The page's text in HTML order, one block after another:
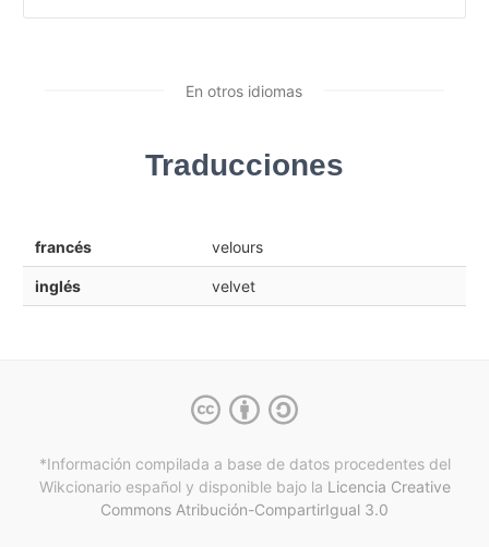
En otros idiomas
Traducciones
francés velours
inglés velvet
*Información compilada a base de datos procedentes del
Wikcionario español y disponible bajo la Licencia Creative
Commons Atribución-CompartirIgual 3.0